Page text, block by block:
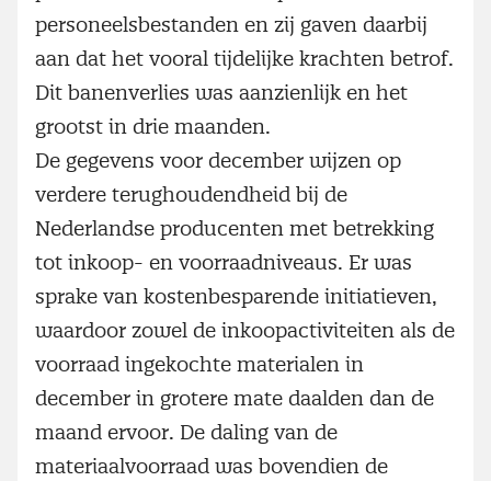
personeelsbestanden en zij gaven daarbij
aan dat het vooral tijdelijke krachten betrof.
Dit banenverlies was aanzienlijk en het
grootst in drie maanden.
De gegevens voor december wijzen op
verdere terughoudendheid bij de
Nederlandse producenten met betrekking
tot inkoop- en voorraadniveaus. Er was
sprake van kostenbesparende initiatieven,
waardoor zowel de inkoopactiviteiten als de
voorraad ingekochte materialen in
december in grotere mate daalden dan de
maand ervoor. De daling van de
materiaalvoorraad was bovendien de